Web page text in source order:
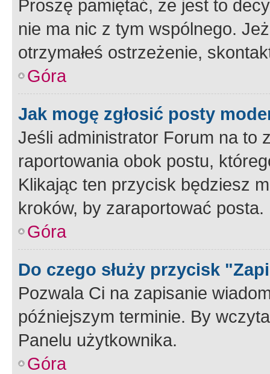
Proszę pamiętać, że jest to
nie ma nic z tym wspólnego.
otrzymałeś ostrzeżenie,
Góra
Jak mogę zgłosić posty
Jeśli administrator Forum na to
raportowania obok postu,
Klikając ten przycisk będziesz
kroków, by zaraportować posta.
Góra
Do czego służy przycisk
Pozwala Ci na zapisanie
późniejszym terminie. By
Panelu użytkownika.
Góra